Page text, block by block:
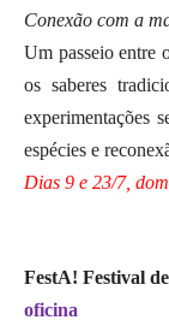
Conexão com a
Um passeio entre
os saberes
experimentações
espécies e
Dias 9 e 23/7,
FestA! Festival
oficina